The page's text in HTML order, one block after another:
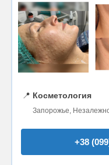
📍 Косметология
Запорожье,
+38